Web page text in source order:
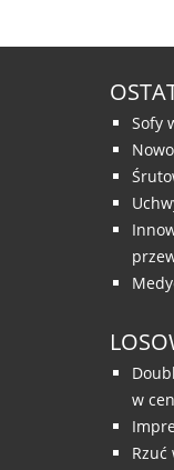
Sofy
w
Rzuć